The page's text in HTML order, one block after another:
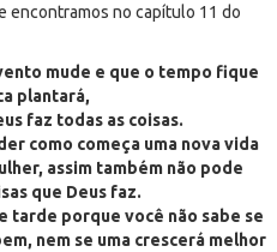
encontramos no capítulo 11 do
mude e que o tempo fique
plantará,
faz todas as coisas.
como começa uma nova vida
assim também não pode
que Deus faz.
tarde porque você não sabe se
nem se uma crescerá melhor